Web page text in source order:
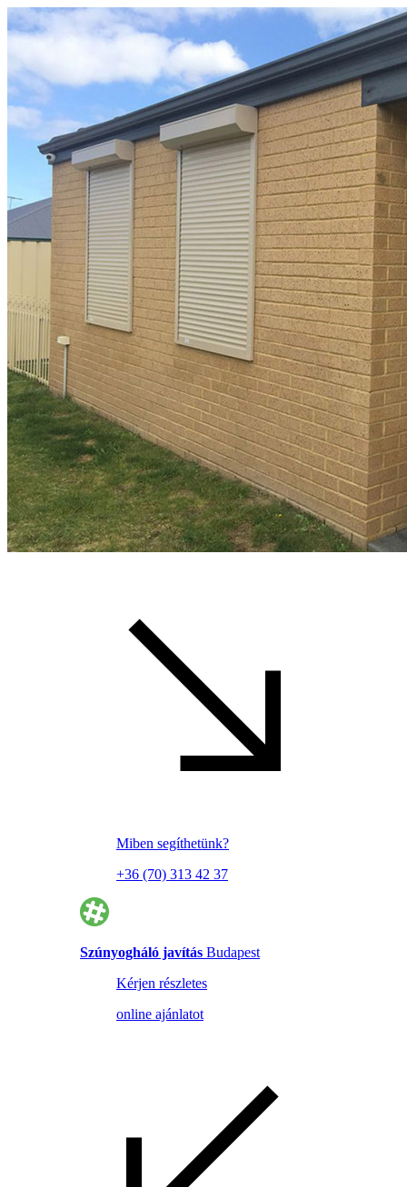
Miben segíthetünk?
+36 (70) 313 42 37
Szúnyogháló javítás Budapest
Kérjen részletes
online ajánlatot